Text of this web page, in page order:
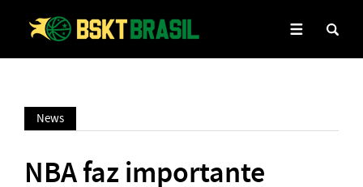
News
NBA faz importante